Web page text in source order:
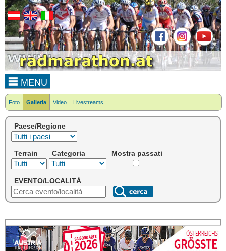
MENU
Foto Galleria Video Livestreams
Paese/Regione
Terrain Categoria Mostra passati
EVENTO/LOCALITÀ